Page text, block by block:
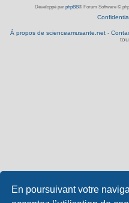
En poursuivant votre
Développé par phpBB® Forum Software ©
À propos de scienceamusante.net -